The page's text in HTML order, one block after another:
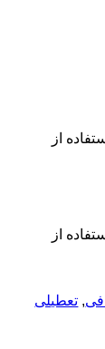
از
از
, تعطیلی